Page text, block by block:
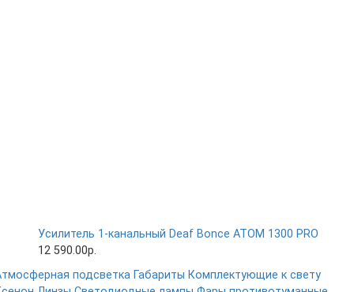
Усилитель 1-канальный Deaf Bonce ATOM 1300 PRO
12 590.00р.
подсветка Габариты Комплектующие к свету